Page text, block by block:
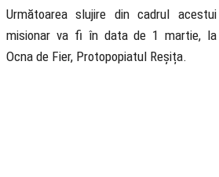
Următoarea slujire din cadrul
misionar va fi în data de 1 martie, la
Ocna de Fier, Protopopiatul Reșița.